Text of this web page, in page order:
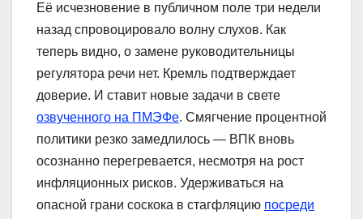
Её исчезновение в публичном поле три недели
назад спровоцировало волну слухов. Как
теперь видно, о замене руководительницы
регулятора речи нет. Кремль подтверждает
доверие. И ставит новые задачи в свете
озвученного на ПМЭФе. Смягчение процентной
политики резко замедлилось — ВПК вновь
осознанно перегревается, несмотря на рост
инфляционных рисков. Удерживаться на
опасной грани соскока в стагфляцию посреди